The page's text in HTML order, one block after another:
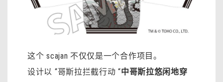
这个 scajan 不仅仅是一个合作项目。
设计以 “哥斯拉拦截行动 “中哥斯拉悠闲地穿